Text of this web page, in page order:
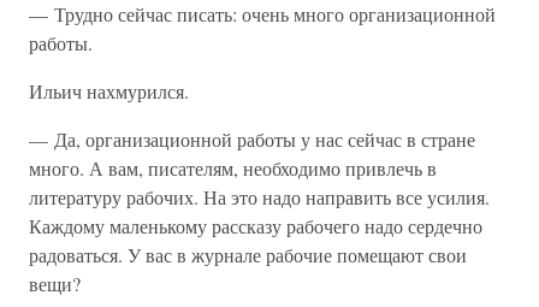
— Трудно сейчас писать: очень много организационной
работы.
Ильич нахмурился.
— Да, организационной работы у нас сейчас в стране
много. А вам, писателям, необходимо привлечь в
литературу рабочих. На это надо направить все усилия.
Каждому маленькому рассказу рабочего надо сердечно
радоваться. У вас в журнале рабочие помещают свои
вещи?